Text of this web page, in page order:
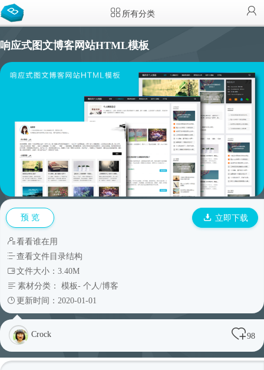
所有分类
响应式图文博客网站HTML模板
预 览 立即下载
看看谁在用
查看文件目录结构
文件大小：3.40M
素材分类： 模板- 个人/博客
更新时间：2020-01-01
Сrock 98